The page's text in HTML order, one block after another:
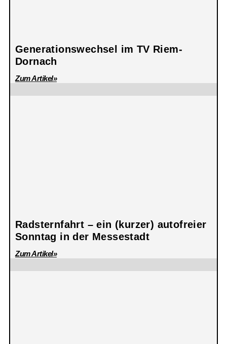
Generationswechsel im TV Riem-
Dornach
Zum Artikel»
Radsternfahrt – ein (kurzer) autofreier
Sonntag in der Messestadt
Zum Artikel»